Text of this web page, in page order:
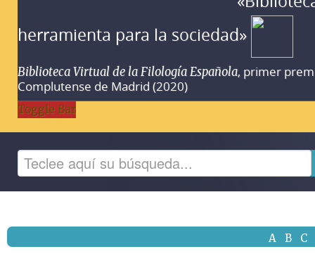
herramienta para la sociedad»
Biblioteca Virtual de la Filología Española, primer
Complutense de Madrid (2020)
Toggle Bar
A B C